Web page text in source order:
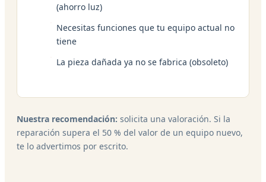
(ahorro luz)
Necesitas funciones que tu equipo actual no
tiene
La pieza dañada ya no se fabrica (obsoleto)
Nuestra recomendación: solicita una valoración. Si la
reparación supera el 50 % del valor de un equipo nuevo,
te lo advertimos por escrito.